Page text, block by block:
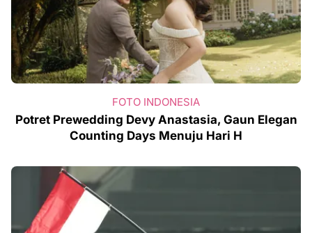
FOTO INDONESIA
Potret Prewedding Devy Anastasia, Gaun Elegan
Counting Days Menuju Hari H